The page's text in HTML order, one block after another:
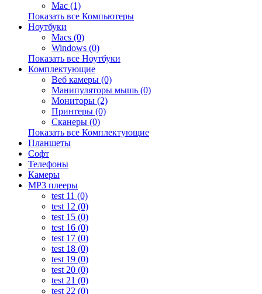
Mac (1)
Показать все Компьютеры
Ноутбуки
Macs (0)
Windows (0)
Показать все Ноутбуки
Комплектующие
Веб камеры (0)
Манипуляторы мышь (0)
Мониторы (2)
Принтеры (0)
Сканеры (0)
Показать все Комплектующие
Планшеты
Софт
Телефоны
Камеры
MP3 плееры
test 11 (0)
test 12 (0)
test 15 (0)
test 16 (0)
test 17 (0)
test 18 (0)
test 19 (0)
test 20 (0)
test 21 (0)
test 22 (0)